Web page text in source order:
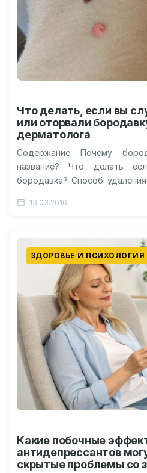
Что делать, если вы
или оторвали
дерматолога
Содержание Почему
название? Что делать
бородавка? Способ
«Оторвал».…
13.03.2016
ЗДОРОВЬЕ И ПСИХОЛОГИЯ
Какие побочные
антидепрессантов
скрытые проблемы со